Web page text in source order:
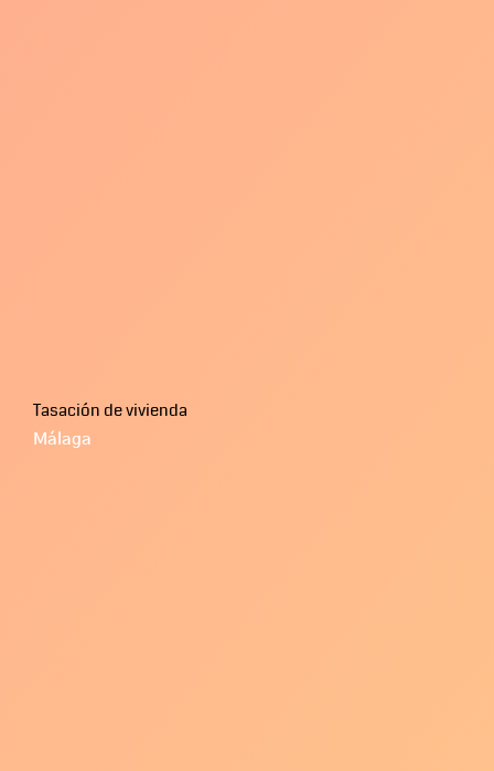
Tasación de vivienda
Málaga